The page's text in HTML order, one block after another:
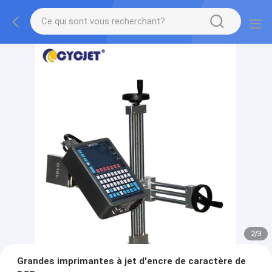
2/3
Grandes imprimantes à jet d'encre de caractère de